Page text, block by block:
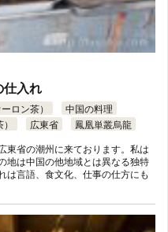
仕入れ
ロン茶）
中国の料理
広東省 鳳凰単叢烏龍
東省の潮州に来ております。私は
地は中国の他地域とは異なる独特
は言語、食文化、仕事の仕方にも